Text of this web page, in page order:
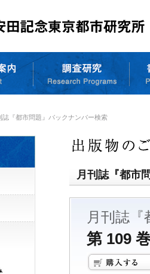
誌『都市問題』バックナンバー検索
月刊誌『都市
月刊誌『
第 109